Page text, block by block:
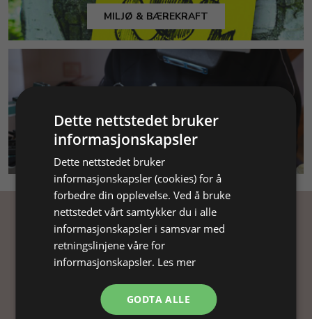
MILJØ & BÆREKRAFT
SMYKKEKURS
Få inspirasjon
Abonner på nyhetsbrevet vårt og få
inspirasjon, gode tilbud og tips til din
smykkefremstilling.
Dette nettstedet bruker
informasjonskapsler
Dette nettstedet bruker
informasjonskapsler (cookies) for å
forbedre din opplevelse. Ved å bruke
nettstedet vårt samtykker du i alle
informasjonskapsler i samsvar med
retningslinjene våre for
informasjonskapsler. Les mer
GODTA ALLE